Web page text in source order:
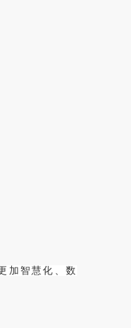
加智慧化、数